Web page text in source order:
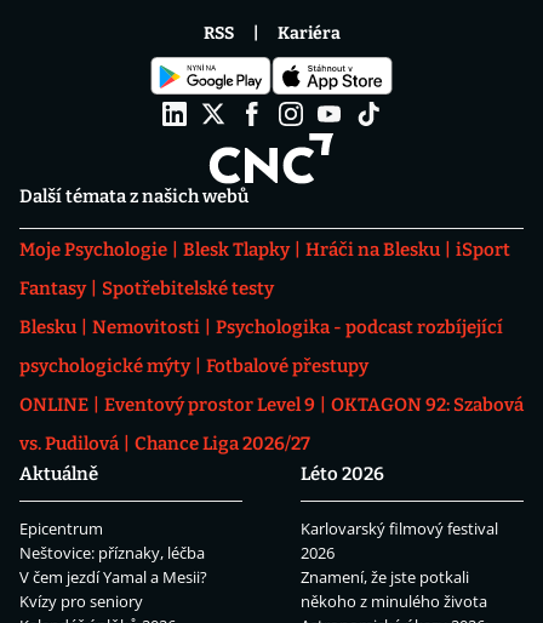
Další témata z našich webů
Moje Psychologie Blesk Tlapky Hráči na Blesku
iSport
Fantasy
Spotřebitelské testy
Blesku
Nemovitosti
Psychologika - podcast rozbíjející
psychologické mýty
Fotbalové přestupy
ONLINE
Eventový prostor Level 9
OKTAGON 92: Szabová
vs. Pudilová
Chance Liga 2026/27
Aktuálně
Epicentrum
Neštovice: příznaky, léčba
V čem jezdí Yamal a Mesii?
Kvízy pro seniory
Léto 2026
Karlovarský filmový festival
2026
Znamení, že jste potkali
někoho z minulého života
RSS Kariéra